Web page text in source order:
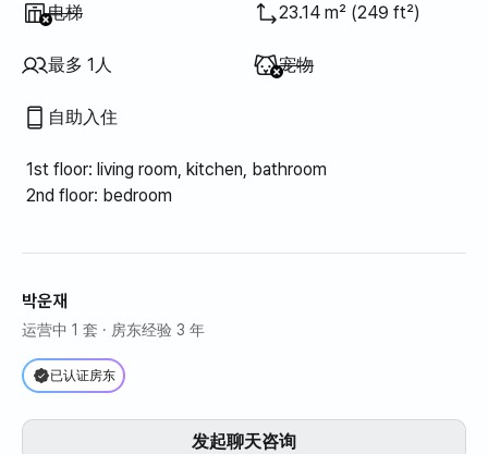
不提供
电梯 23.14 m² (249 ft²)
最多 1人 不提供
宠物
自助入住
1st floor: living room, kitchen, bathroom
2nd floor: bedroom
박운재
运营中 1 套 · 房东经验 3 年
已认证房东
发起聊天咨询